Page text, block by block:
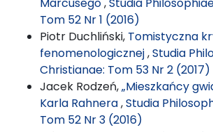
Tom 52 Nr 1 (2016)
Piotr Duchliński, Tomistyczna
fenomenologicznej,Studia
Christianae: Tom 53 Nr 2 (2017)
Jacek Rodzeń,„Mieszkańcy
Karla Rahnera,Studia
Tom 52 Nr 3 (2016)